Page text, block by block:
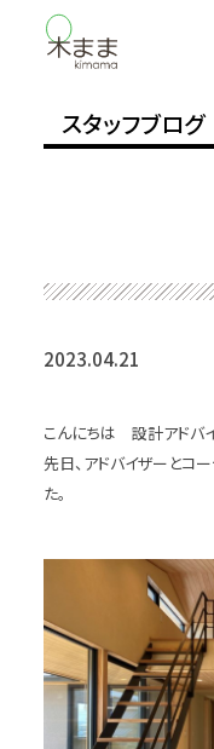
スタッフブログ
2023.04.21
こんにちは 設計アドバ
先日、アドバイザーとコ
た。